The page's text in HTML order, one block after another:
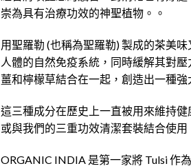
崇為具有治療功效的神聖植物。。
用聖羅勒 (也稱為聖羅勒) 製成的茶美
人體的自然免疫系統，同時緩解其對
薑和檸檬草結合在一起，創造出一種
這三種成分在歷史上一直被用來維持
或與我們的三重功效清潔套裝結合使
ORGANIC INDIA 是第一家將 Tulsi 作